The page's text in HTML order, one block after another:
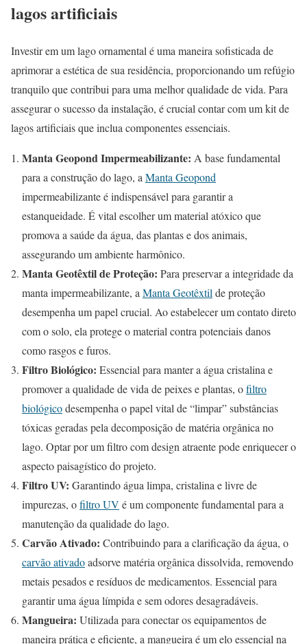
lagos artificiais
Investir em um lago ornamental é uma maneira sofisticada de
aprimorar a estética de sua residência, proporcionando um refúgio
tranquilo que contribui para uma melhor qualidade de vida. Para
assegurar o sucesso da instalação, é crucial contar com um kit de
lagos artificiais que inclua componentes essenciais.
Manta Geopond Impermeabilizante: A base fundamental
para a construção do lago, aManta Geopond
impermeabilizante é indispensável para garantir a
estanqueidade. É vital escolher um material atóxico que
promova a saúde da água, das plantas e dos animais,
assegurando um ambiente harmônico.
Manta Geotêxtil de Proteção: Para preservar a integridade da
manta impermeabilizante, aManta Geotêxtilde proteção
desempenha um papel crucial. Ao estabelecer um contato direto
com o solo, ela protege o material contra potenciais danos
como rasgos e furos.
Filtro Biológico: Essencial para manter a água cristalina e
promover a qualidade de vida de peixes e plantas, ofiltro
biológicodesempenha o papel vital de “limpar” substâncias
tóxicas geradas pela decomposição de matéria orgânica no
lago. Optar por um filtro com design atraente pode enriquecer o
aspecto paisagístico do projeto.
Filtro UV: Garantindo água limpa, cristalina e livre de
impurezas, ofiltro UV é um componente fundamental para a
manutenção da qualidade do lago.
Carvão Ativado: Contribuindo para a clarificação da água, o
carvão ativadoadsorve matéria orgânica dissolvida, removendo
metais pesados e resíduos de medicamentos. Essencial para
garantir uma água límpida e sem odores desagradáveis.
Mangueira: Utilizada para conectar os equipamentos de
maneira prática e eficiente, a mangueira é um elo essencial na